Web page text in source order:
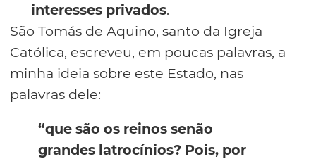
interesses privados.
São Tomás de Aquino, santo da Igreja
Católica, escreveu, em poucas palavras, a
minha ideia sobre este Estado, nas
palavras dele:
“que são os reinos senão
grandes latrocínios? Pois, por